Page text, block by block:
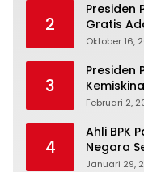
2
Presiden
Gratis
Depan
Oktober 16,
3
Presiden
Februari 2,
4
Ahli BPK
Negara
Januari 29,